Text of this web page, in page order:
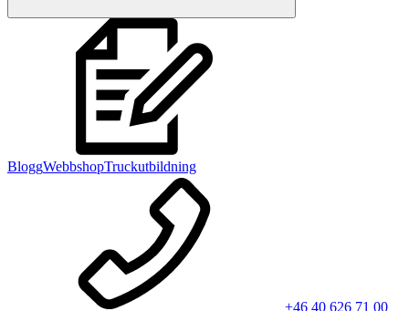
BloggWebbshopTruckutbildning
+46 40 626 71 00